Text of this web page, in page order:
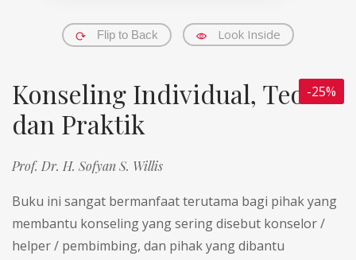
Flip to Back Look Inside
-25%
Konseling Individual, Teori
dan Praktik
Prof. Dr. H. Sofyan S. Willis
Buku ini sangat bermanfaat terutama bagi pihak yang
membantu konseling yang sering disebut konselor /
helper / pembimbing, dan pihak yang dibantu